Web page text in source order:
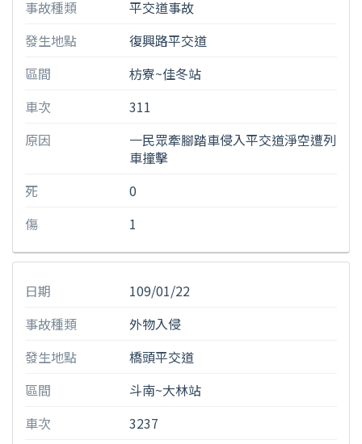
事故種類
平交道事故
發生地點
復興路平交道
區間
枋寮~佳冬站
車次
311
原因
一民眾牽腳踏車侵入平交道淨空遭列
車撞擊
死
0
傷
1
日期
109/01/22
事故種類
外物入侵
發生地點
橋頭平交道
區間
斗南~大林站
車次
3237